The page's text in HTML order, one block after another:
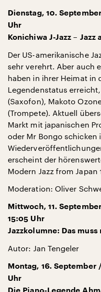
Dienstag, 10.
Uhr
Konichiwa J-Jazz – Jazz
Der US-amerikanische
sehr verehrt. Aber auch
haben in ihrer Heimat in
Legendenstatus
(Saxofon), Makoto
(Trompete). Aktuell
Markt mit japanischen
oder Mr Bongo
erscheint der
Modern Jazz from Japan
Moderation: Oliver
Mittwoch, 11.
15:05 Uhr
Jazzkolumne: Das
Autor: Jan Tengeler
Montag, 16. September
Uhr